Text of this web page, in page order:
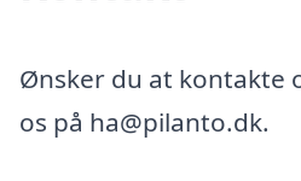
Ønsker du at kontakte
os på ha@pilanto.dk.